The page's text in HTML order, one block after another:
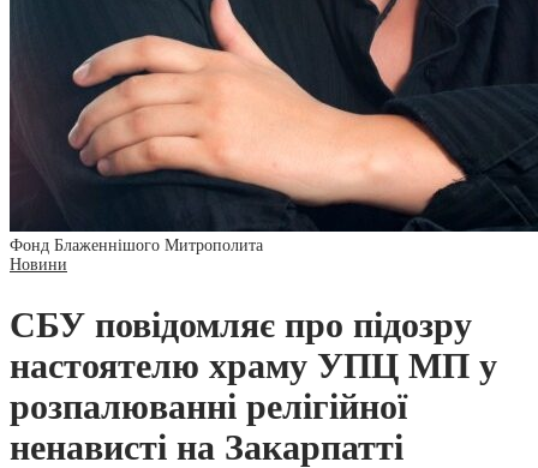
Фонд Блаженнішого Митрополита
Новини
СБУ повідомляє про підозру
настоятелю храму УПЦ МП у
розпалюванні релігійної
ненависті на Закарпатті